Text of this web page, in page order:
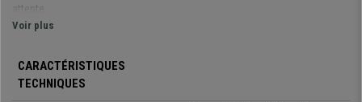
attente.
trouver sa place dans votre salle de réunion, votre bureau ou même votre
salon. Il s’agit d’un produit au style étudié.
Voir plus
CARACTÉRISTIQUES
TECHNIQUES